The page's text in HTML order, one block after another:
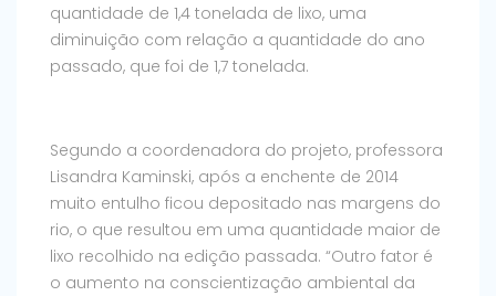
quantidade de 1,4 tonelada de lixo, uma
diminuição com relação a quantidade do ano
passado, que foi de 1,7 tonelada.
Segundo a coordenadora do projeto, professora
Lisandra Kaminski, após a enchente de 2014
muito entulho ficou depositado nas margens do
rio, o que resultou em uma quantidade maior de
lixo recolhido na edição passada. “Outro fator é
o aumento na conscientização ambiental da